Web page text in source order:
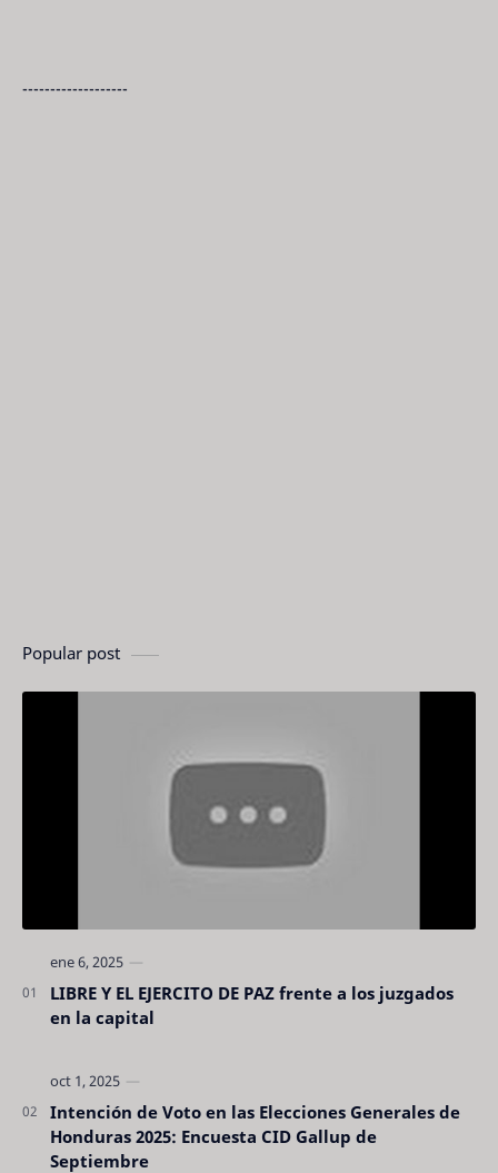
-------------------
Popular post
LIBRE Y EL EJERCITO DE PAZ frente a los juzgados
en la capital
Intención de Voto en las Elecciones Generales de
Honduras 2025: Encuesta CID Gallup de
Septiembre